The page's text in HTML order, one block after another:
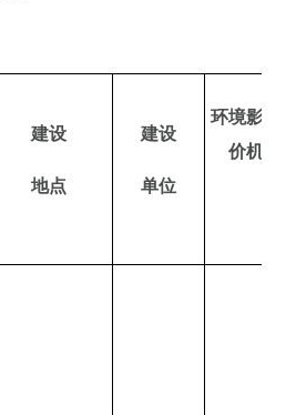
建设
地点
建设
单位
环境影响
价机构